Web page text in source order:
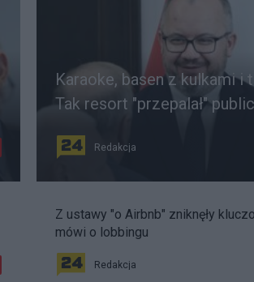
Karaoke, basen z kulkami i
Tak resort "przepalał"
Redakcja
Z ustawy "o Airbnb" zniknęły
mówi o lobbingu
Redakcja